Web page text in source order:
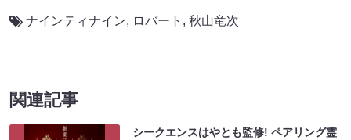
ナインティナイン, ロバート , 秋山竜次
関連記事
シークエンスはやとも監修! ペアリング霊